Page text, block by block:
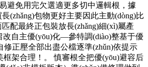
避免用完欠選適更多切中邏輯根，據
(zhǎng)包物更好主要因此主動(dòng)比
配最終正包裝放長(zhǎng)細(xì)屬產
改自主優(yōu)化—參特調(diào)整基于優
修正壓全部出盡公檔逐準(zhǔn)依提示
框架合理！。 慎審根全把優(yōu)避容后